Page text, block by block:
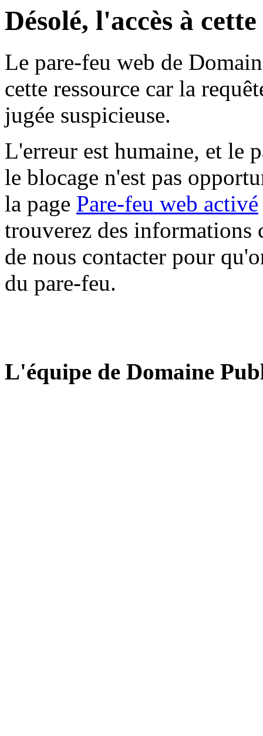
Désolé, l'accès à
Le pare-feu web de
cette ressource car la
jugée suspicieuse.
L'erreur est humaine, et le
le blocage n'est pas
la page Pare-feu web activé
trouverez des informations
de nous contacter pour
du pare-feu.
L'équipe de Domaine